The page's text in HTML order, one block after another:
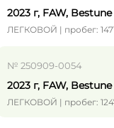
2023 г, FAW,
ЛЕГКОВОЙ | пробег:
№ 250909-0054
2023 г, FAW,
ЛЕГКОВОЙ | пробег: